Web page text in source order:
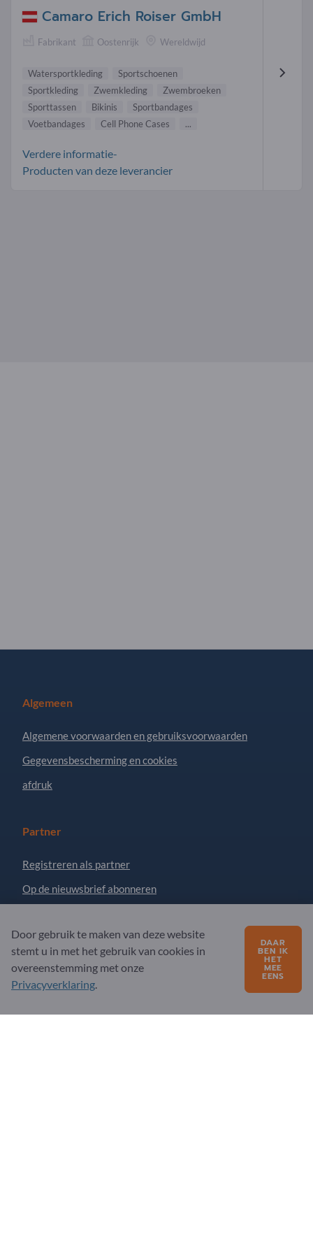
Camaro Erich Roiser GmbH
Fabrikant Oostenrijk Wereldwijd
Watersportkleding
Sportschoenen
Sportkleding
Zwemkleding
Zwembroeken
Sporttassen
Bikinis
Sportbandages
Voetbandages
Cell Phone Cases ...
Verdere informatie-
Producten van deze leverancier
Algemeen
Algemene voorwaarden en gebruiksvoorwaarden
Gegevensbescherming en cookies
afdruk
Partner
Registreren als partner
Op de nieuwsbrief abonneren
Vragen?
FAQ
Ons dienstenaanbod
Over ons
Door gebruik te maken van deze website
stemt u in met het gebruik van cookies in
overeenstemming met onze
Privacyverklaring.
DAAR
BEN IK
HET
MEE
EENS